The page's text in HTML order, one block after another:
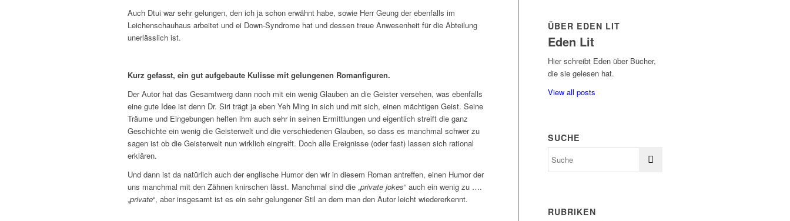
Auch Dtui war sehr gelungen, den ich ja schon erwähnt habe, sowie Herr Geung der ebenfalls im
Leichenschauhaus arbeitet und ei Down-Syndrome hat und dessen treue Anwesenheit für die Abteilung
unerlässlich ist.
Kurz gefasst, ein gut aufgebaute Kulisse mit gelungenen Romanfiguren.
Der Autor hat das Gesamtwerg dann noch mit ein wenig Glauben an die Geister versehen, was ebenfalls
eine gute Idee ist denn Dr. Siri trägt ja eben Yeh Ming in sich und mit sich, einen mächtigen Geist. Seine
Träume und Eingebungen helfen ihm auch sehr in seinen Ermittlungen und eigentlich streift die ganz
Geschichte ein wenig die Geisterwelt und die verschiedenen Glauben, so dass es manchmal schwer zu
sagen ist ob die Geisterwelt nun wirklich eingreift. Doch alle Ereignisse (oder fast) lassen sich rational
erklären.
Und dann ist da natürlich auch der englische Humor den wir in diesem Roman antreffen, einen Humor der
uns manchmal mit den Zähnen knirschen lässt. Manchmal sind die „private jokes“ auch ein wenig zu ….
„private“, aber insgesamt ist es ein sehr gelungener Stil an dem man den Autor leicht wiedererkennt.
ÜBER EDEN LIT
Eden Lit
Hier schreibt Eden über Bücher,
die sie gelesen hat.
View all posts
SUCHE
RUBRIKEN